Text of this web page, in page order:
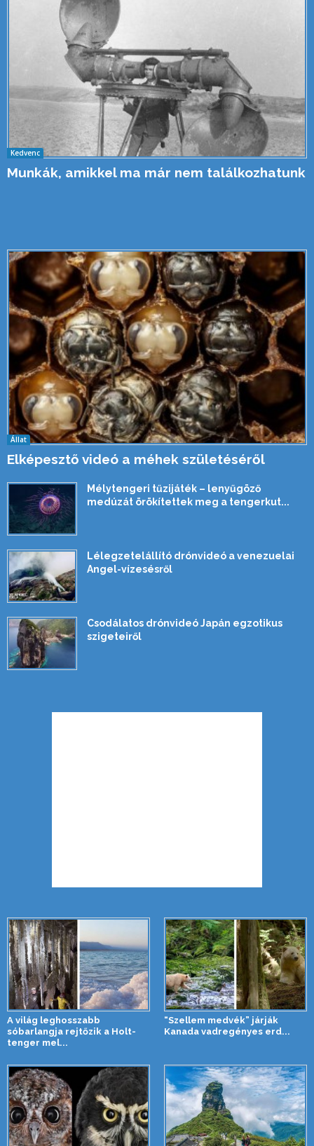
Kedvenc
Munkák, amikkel ma már nem találkozhatunk
Állat
Elképesztő videó a méhek születéséről
Mélytengeri tűzijáték – lenyűgöző
medúzát örökítettek meg a tengerkut...
Lélegzetelállító drónvideó a venezuelai
Angel-vízesésről
Csodálatos drónvideó Japán egzotikus
szigeteiről
A világ leghosszabb
sóbarlangja rejtőzik a Holt-
tenger mel...
“Szellem medvék” járják
Kanada vadregényes erd...